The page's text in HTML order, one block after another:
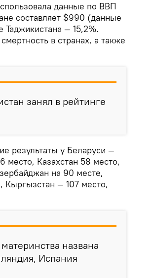
данные по ВВП
составляет $990 (данные
— 15,2%.
в странах, а также
занял в рейтинге
результаты у Беларуси —
место, Казахстан 58 место,
на 90 месте,
— 107 место,
названа
Испания